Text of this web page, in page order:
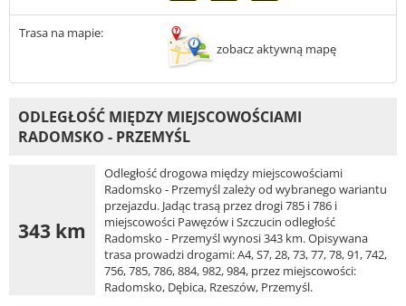
Trasa na mapie:
zobacz aktywną mapę
ODLEGŁOŚĆ MIĘDZY MIEJSCOWOŚCIAMI
RADOMSKO - PRZEMYŚL
343 km
Odległość drogowa między miejscowościami
Radomsko - Przemyśl zależy od wybranego wariantu
przejazdu. Jadąc trasą przez drogi 785 i 786 i
miejscowości Pawęzów i Szczucin odległość
Radomsko - Przemyśl wynosi 343 km. Opisywana
trasa prowadzi drogami: A4, S7, 28, 73, 77, 78, 91, 742,
756, 785, 786, 884, 982, 984, przez miejscowości:
Radomsko, Dębica, Rzeszów, Przemyśl.